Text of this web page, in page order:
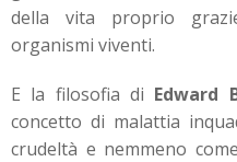
della vita proprio
organismi viventi.
E la filosofia di Edward
concetto di malattia
crudeltà e nemmeno